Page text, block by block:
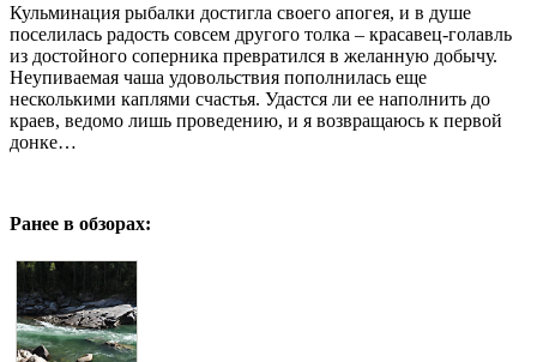
Кульминация рыбалки достигла своего апогея, и в душе
поселилась радость совсем другого толка – красавец-голавль
из достойного соперника превратился в желанную добычу.
Неупиваемая чаша удовольствия пополнилась еще
несколькими каплями счастья. Удастся ли ее наполнить до
краев, ведомо лишь проведению, и я возвращаюсь к первой
донке…
Ранее в обзорах: